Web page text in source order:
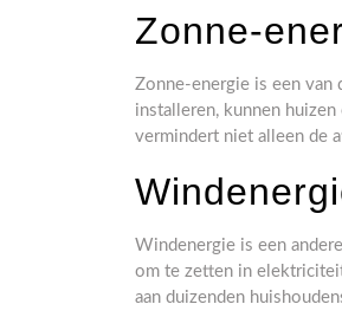
Zonne-
Zonne-energie is een van
installeren, kunnen
vermindert niet alleen de
Windenergie is een
om te zetten in
aan duizenden